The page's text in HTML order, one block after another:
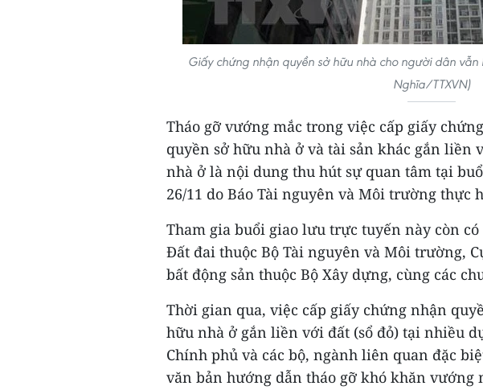
Giấy chứng nhận quyền sở hữu nhà cho người dân
Nghĩa/TTXVN)
Tháo gỡ vướng mắc trong việc cấp giấy
quyền sở hữu nhà ở và tài sản khác gắn liền
nhà ở là nội dung thu hút sự quan tâm tại
26/11 do Báo Tài nguyên và Môi trường thực
Tham gia buổi giao lưu trực tuyến này còn
Đất đai thuộc Bộ Tài nguyên và Môi trường,
bất động sản thuộc Bộ Xây dựng, cùng các
Thời gian qua, việc cấp giấy chứng nhận
hữu nhà ở gắn liền với đất (sổ đỏ) tại nhiều
Chính phủ và các bộ, ngành liên quan đặc
văn bản hướng dẫn tháo gỡ khó khăn vướng